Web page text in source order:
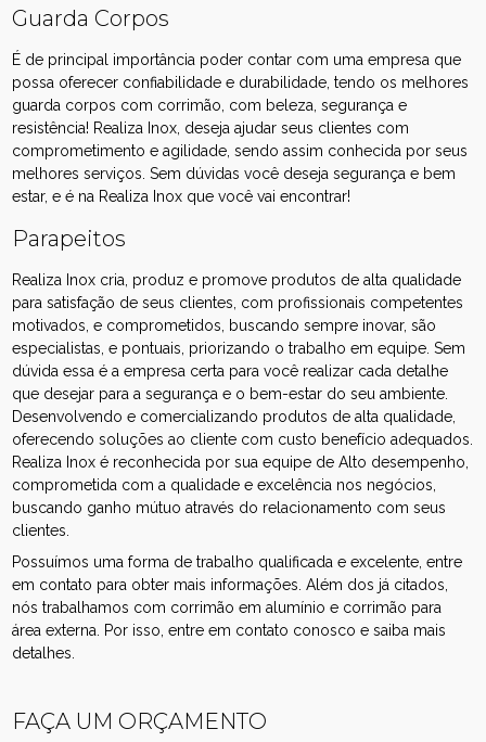
Guarda Corpos
É de principal importância poder contar com uma empresa que
possa oferecer confiabilidade e durabilidade, tendo os melhores
guarda corpos com corrimão, com beleza, segurança e
resistência! Realiza Inox, deseja ajudar seus clientes com
comprometimento e agilidade, sendo assim conhecida por seus
melhores serviços. Sem dúvidas você deseja segurança e bem
estar, e é na Realiza Inox que você vai encontrar!
Parapeitos
Realiza Inox cria, produz e promove produtos de alta qualidade
para satisfação de seus clientes, com profissionais competentes
motivados, e comprometidos, buscando sempre inovar, são
especialistas, e pontuais, priorizando o trabalho em equipe. Sem
dúvida essa é a empresa certa para você realizar cada detalhe
que desejar para a segurança e o bem-estar do seu ambiente.
Desenvolvendo e comercializando produtos de alta qualidade,
oferecendo soluções ao cliente com custo benefício adequados.
Realiza Inox é reconhecida por sua equipe de Alto desempenho,
comprometida com a qualidade e excelência nos negócios,
buscando ganho mútuo através do relacionamento com seus
clientes.
Possuímos uma forma de trabalho qualificada e excelente, entre
em contato para obter mais informações. Além dos já citados,
nós trabalhamos com corrimão em alumínio e corrimão para
área externa. Por isso, entre em contato conosco e saiba mais
detalhes.
FAÇA UM ORÇAMENTO